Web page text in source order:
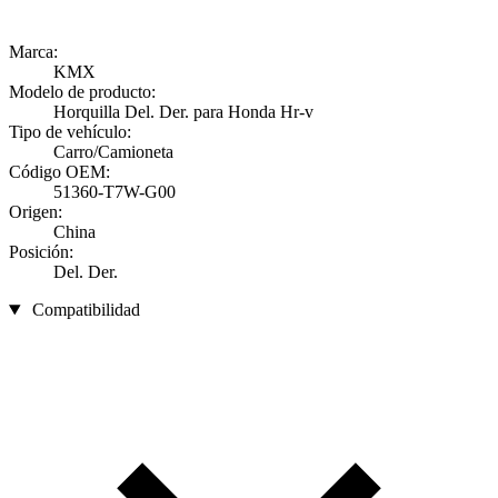
Marca:
KMX
Modelo de producto:
Horquilla Del. Der. para Honda Hr-v
Tipo de vehículo:
Carro/Camioneta
Código OEM:
51360-T7W-G00
Origen:
China
Posición:
Del. Der.
Compatibilidad